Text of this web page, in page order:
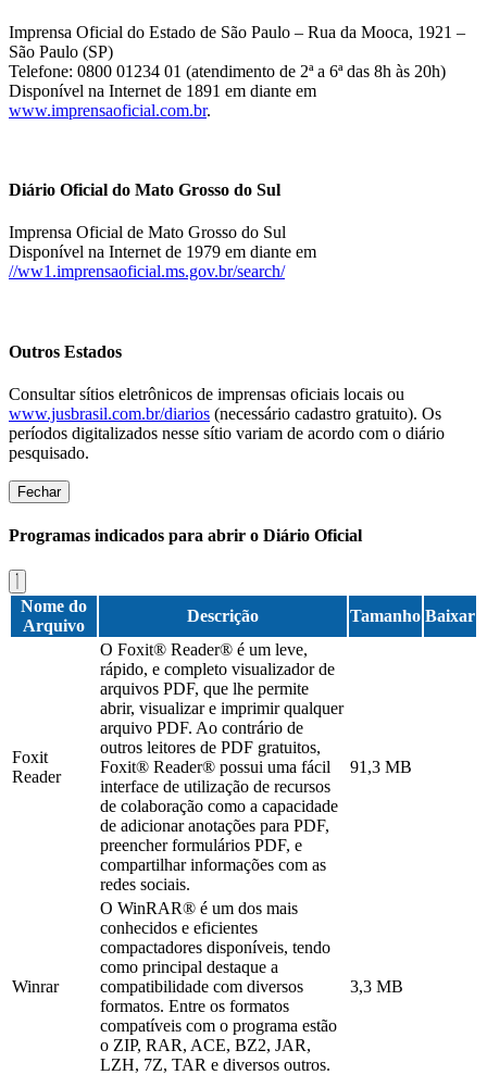
Imprensa Oficial do Estado de São Paulo – Rua da Mooca, 1921 –
São Paulo (SP)
Telefone: 0800 01234 01 (atendimento de 2ª a 6ª das 8h às 20h)
Disponível na Internet de 1891 em diante em
www.imprensaoficial.com.br.
Diário Oficial do Mato Grosso do Sul
Imprensa Oficial de Mato Grosso do Sul
Disponível na Internet de 1979 em diante em
//ww1.imprensaoficial.ms.gov.br/search/
Outros Estados
Consultar sítios eletrônicos de imprensas oficiais locais ou
www.jusbrasil.com.br/diarios (necessário cadastro gratuito). Os
períodos digitalizados nesse sítio variam de acordo com o diário
pesquisado.
Fechar
Programas indicados para abrir o Diário Oficial
Nome do
Arquivo
Descrição Tamanho Baixar
Foxit
Reader
O Foxit® Reader® é um leve,
rápido, e completo visualizador de
arquivos PDF, que lhe permite
abrir, visualizar e imprimir qualquer
arquivo PDF. Ao contrário de
outros leitores de PDF gratuitos,
Foxit® Reader® possui uma fácil
interface de utilização de recursos
de colaboração como a capacidade
de adicionar anotações para PDF,
preencher formulários PDF, e
compartilhar informações com as
redes sociais.
91,3 MB
Winrar
O WinRAR® é um dos mais
conhecidos e eficientes
compactadores disponíveis, tendo
como principal destaque a
compatibilidade com diversos
formatos. Entre os formatos
compatíveis com o programa estão
o ZIP, RAR, ACE, BZ2, JAR,
LZH, 7Z, TAR e diversos outros.
3,3 MB